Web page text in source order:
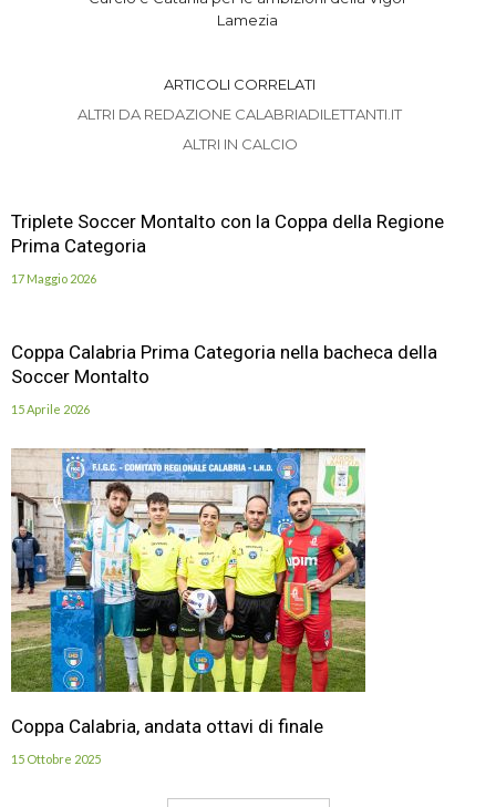
Lamezia
ARTICOLI CORRELATI
ALTRI DA REDAZIONE CALABRIADILETTANTI.IT
ALTRI IN CALCIO
Triplete Soccer Montalto con la Coppa della Regione
Prima Categoria
17 Maggio 2026
Coppa Calabria Prima Categoria nella bacheca della
Soccer Montalto
15 Aprile 2026
Coppa Calabria, andata ottavi di finale
15 Ottobre 2025